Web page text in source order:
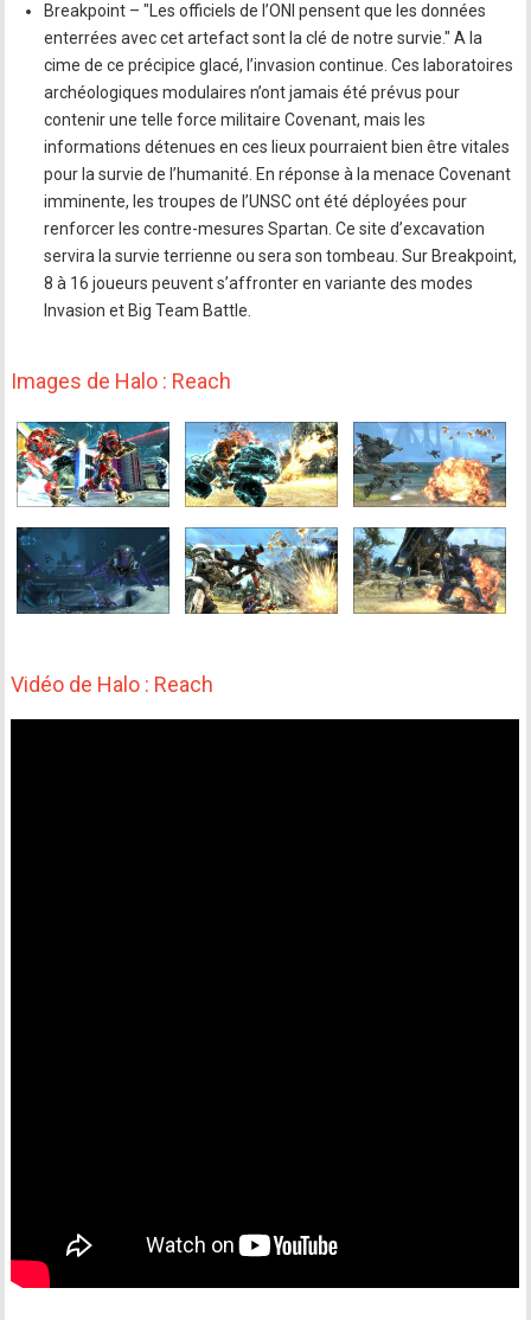
Breakpoint – "Les officiels de l’ONI pensent que les données
enterrées avec cet artefact sont la clé de notre survie." A la
cime de ce précipice glacé, l’invasion continue. Ces laboratoires
archéologiques modulaires n’ont jamais été prévus pour
contenir une telle force militaire Covenant, mais les
informations détenues en ces lieux pourraient bien être vitales
pour la survie de l’humanité. En réponse à la menace Covenant
imminente, les troupes de l’UNSC ont été déployées pour
renforcer les contre-mesures Spartan. Ce site d’excavation
servira la survie terrienne ou sera son tombeau. Sur Breakpoint,
8 à 16 joueurs peuvent s’affronter en variante des modes
Invasion et Big Team Battle.
Images de Halo : Reach
Vidéo de Halo : Reach